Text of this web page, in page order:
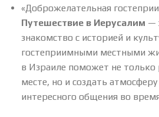
«Доброжелательная
Путешествие в Иерусалим —
знакомство с историей и
гостеприимными местными
в Израиле поможет не только
месте, но и создать
интересного общения во